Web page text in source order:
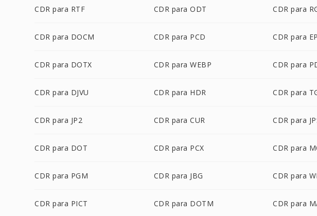
CDR para RTF CDR para ODT CDR para
CDR para DOCM CDR para PCD CDR para
CDR para DOTX CDR para WEBP CDR para
CDR para DJVU CDR para HDR CDR para
CDR para JP2 CDR para CUR CDR para
CDR para DOT CDR para PCX CDR para
CDR para PGM CDR para JBG CDR para
CDR para PICT CDR para DOTM CDR para